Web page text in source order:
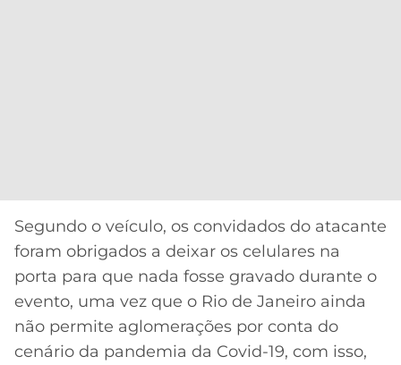
CASSINOS
ONLINE
2026
GRÊMIO
ATLÉTICO
MG
CRUZEIRO
LALIGA
Segundo o veículo, os convidados do atacante
foram obrigados a deixar os celulares na
porta para que nada fosse gravado durante o
evento, uma vez que o Rio de Janeiro ainda
não permite aglomerações por conta do
cenário da pandemia da Covid-19, com isso,